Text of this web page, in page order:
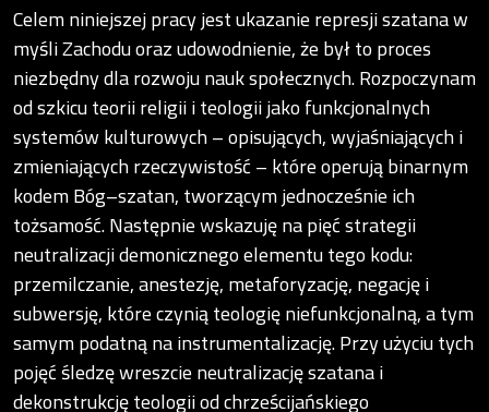
Celem niniejszej pracy jest ukazanie represji szatana w
myśli Zachodu oraz udowodnienie, że był to proces
niezbędny dla rozwoju nauk społecznych. Rozpoczynam
od szkicu teorii religii i teologii jako funkcjonalnych
systemów kulturowych – opisujących, wyjaśniających i
zmieniających rzeczywistość – które operują binarnym
kodem Bóg–szatan, tworzącym jednocześnie ich
tożsamość. Następnie wskazuję na pięć strategii
neutralizacji demonicznego elementu tego kodu:
przemilczanie, anestezję, metaforyzację, negację i
subwersję, które czynią teologię niefunkcjonalną, a tym
samym podatną na instrumentalizację. Przy użyciu tych
pojęć śledzę wreszcie neutralizację szatana i
dekonstrukcję teologii od chrześcijańskiego